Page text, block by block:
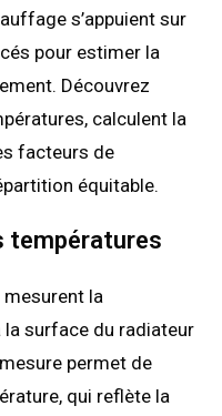
s’appuient sur
pour estimer la
Découvrez
calculent la
facteurs de
équitable.
températures
la
la surface du radiateur
permet de
qui reflète la